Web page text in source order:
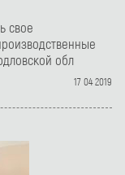
свое
обл
17 04 2019